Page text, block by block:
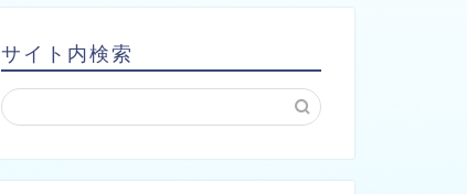
サイト内検索